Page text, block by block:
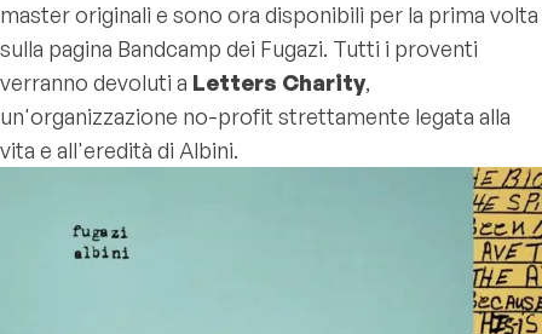
master originali e sono ora disponibili per la prima volta
sulla pagina Bandcamp dei Fugazi. Tutti i proventi
verranno devoluti a Letters Charity,
un'organizzazione no-profit strettamente legata alla
vita e all'eredità di Albini.